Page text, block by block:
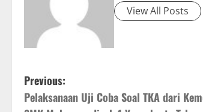
View All Posts
P
Previous:
Pelaksanaan Uji Coba Soal TKA dari